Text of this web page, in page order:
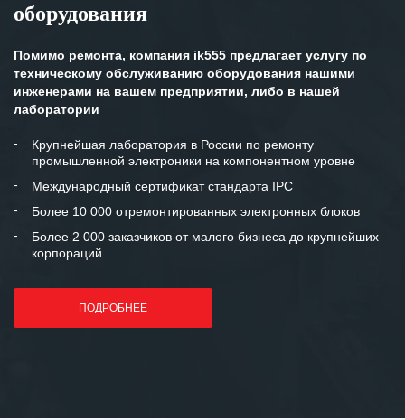
оборудования
Помимо ремонта, компания ik555 предлагает услугу по
техническому обслуживанию оборудования нашими
инженерами на вашем предприятии, либо в нашей
лаборатории
Крупнейшая лаборатория в России по ремонту
промышленной электроники на компонентном уровне
Международный сертификат стандарта IPC
Более 10 000 отремонтированных электронных блоков
Более 2 000 заказчиков от малого бизнеса до крупнейших
корпораций
ПОДРОБНЕЕ